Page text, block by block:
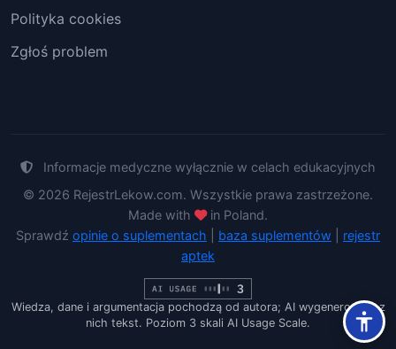
Polityka cookies
Zgłoś problem
Informacje medyczne wyłącznie w celach edukacyjnych
© 2026 RejestrLekow.com. Wszystkie prawa zastrzeżone.
Made with
in Poland.
Sprawdź opinie o suplementach baza suplementów
rejestr
aptek
Wiedza, dane i argumentacja pochodzą od autora; AI wygenerowało z
nich tekst. Poziom 3 skali AI Usage Scale.